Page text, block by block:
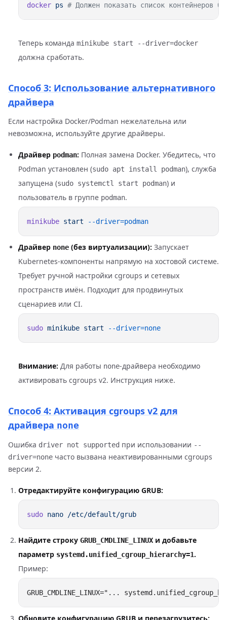
docker ps
Теперь команда minikube start --driver=docker
должна сработать.
Способ 3: Использование альтернативного
драйвера
Если настройка Docker/Podman нежелательна или
невозможна, используйте другие драйверы.
Драйвер podman: Полная замена Docker. Убедитесь, что
Podman установлен (sudo apt install podman), служба
запущена (sudo systemctl start podman) и
пользователь в группе podman.
minikube start
Драйвер none (без виртуализации): Запускает
Kubernetes-компоненты напрямую на хостовой системе.
Требует ручной настройки cgroups и сетевых
пространств имён. Подходит для продвинутых
сценариев или CI.
sudo minikube start
Внимание: Для работы none-драйвера необходимо
активировать cgroups v2. Инструкция ниже.
Способ 4: Активация cgroups v2 для
драйвера none
Ошибка driver not supported при использовании --
driver=none часто вызвана неактивированными cgroups
версии 2.
Отредактируйте конфигурацию GRUB:
sudo nano
Найдите строку GRUB_CMDLINE_LINUX и добавьте
параметр systemd.unified_cgroup_hierarchy=1.
Пример: